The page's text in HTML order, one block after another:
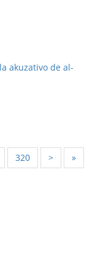
akuzativo de al-
320 > »